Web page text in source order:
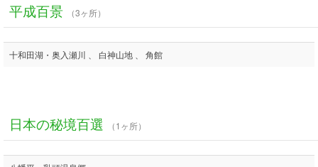
平成百景 （3ヶ所）
十和田湖・奥入瀬川 、 白神山地 、 角館
日本の秘境百選 （1ヶ所）